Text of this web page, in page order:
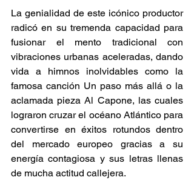
La genialidad de este icónico productor
radicó en su tremenda capacidad para
fusionar el mento tradicional con
vibraciones urbanas aceleradas, dando
vida a himnos inolvidables como la
famosa canción Un paso más allá o la
aclamada pieza Al Capone, las cuales
lograron cruzar el océano Atlántico para
convertirse en éxitos rotundos dentro
del mercado europeo gracias a su
energía contagiosa y sus letras llenas
de mucha actitud callejera.